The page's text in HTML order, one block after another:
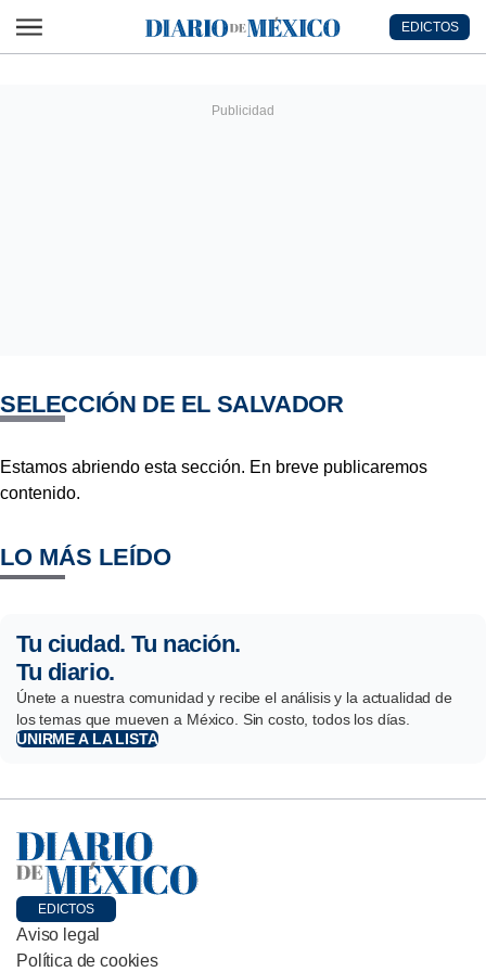
Diario de México
EDICTOS
SELECCIÓN DE EL SALVADOR
Estamos abriendo esta sección. En breve publicaremos
contenido.
LO MÁS LEÍDO
Tu ciudad. Tu nación.
Tu diario.
Únete a nuestra comunidad y recibe el análisis y la actualidad de
los temas que mueven a México. Sin costo, todos los días.
UNIRME A LA LISTA
EDICTOS
Aviso legal
Política de cookies